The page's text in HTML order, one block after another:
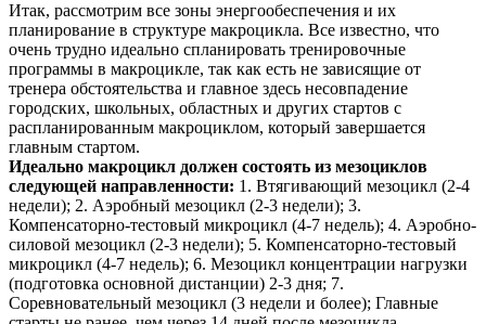
Итак, рассмотрим все зоны энергообеспечения и их
планирование в структуре макроцикла. Все известно, что
очень трудно идеально спланировать тренировочные
программы в макроцикле, так как есть не зависящие от
тренера обстоятельства и главное здесь несовпадение
городских, школьных, областных и других стартов с
распланированным макроциклом, который завершается
главным стартом.
Идеально макроцикл должен состоять из мезоциклов
следующей направленности: 1. Втягивающий мезоцикл (2-4
недели); 2. Аэробный мезоцикл (2-3 недели); 3.
Компенсаторно-тестовый микроцикл (4-7 недель); 4. Аэробно-
силовой мезоцикл (2-3 недели); 5. Компенсаторно-тестовый
микроцикл (4-7 недель); 6. Мезоцикл концентрации нагрузки
(подготовка основной дистанции) 2-3 дня; 7.
Соревновательный мезоцикл (3 недели и более); Главные